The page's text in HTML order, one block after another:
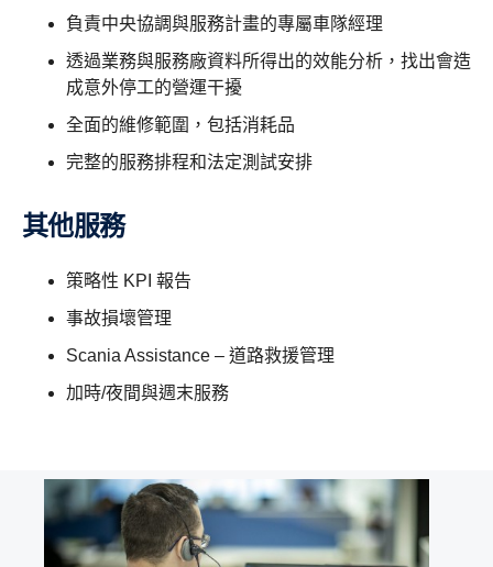
負責中央協調與服務計畫的專屬車隊經理
透過業務與服務廠資料所得出的效能分析，找出會造
成意外停工的營運干擾
全面的維修範圍，包括消耗品
完整的服務排程和法定測試安排
其他服務
策略性 KPI 報告
事故損壞管理
Scania Assistance – 道路救援管理
加時/夜間與週末服務